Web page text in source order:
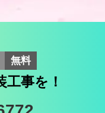
無料
事を！